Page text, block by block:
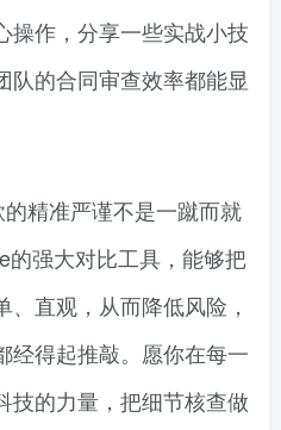
操作，分享一些实战小技
队的合同审查效率都能显
精准严谨不是一蹴而就
的强大对比工具，能够把
直观，从而降低风险，
经得起推敲。愿你在每一
技的力量，把细节核查做